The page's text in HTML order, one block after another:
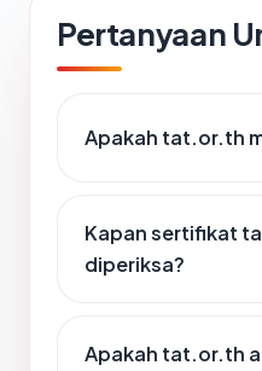
Pertanyaan
Apakah tat.or.th
Kapan sertifikat
diperiksa?
Apakah tat.or.th